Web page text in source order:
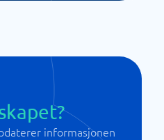
informasjonen